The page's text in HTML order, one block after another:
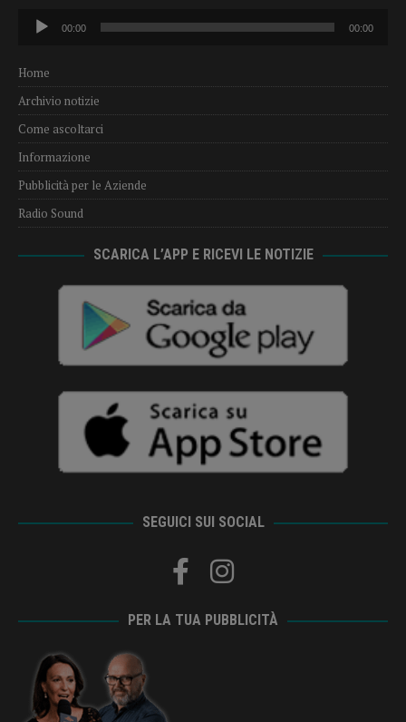
Audio
Player
00:00 00:00
Home
Archivio notizie
Come ascoltarci
Informazione
Pubblicità per le Aziende
Radio Sound
SCARICA L’APP E RICEVI LE NOTIZIE
SEGUICI SUI SOCIAL
PER LA TUA PUBBLICITÀ